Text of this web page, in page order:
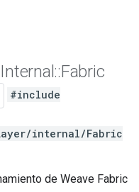
Internal ::Fabric
#include
internal/Fabric
de Weave Fabric